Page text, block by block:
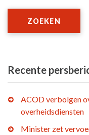
ZOEKEN
Recente
ACOD verbolgen
overheidsdiensten
Minister zet